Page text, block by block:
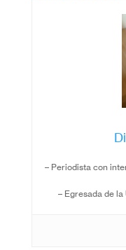
– Periodista con
– Egresada de la